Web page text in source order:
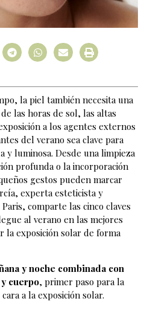
la piel también necesita una
las horas de sol, las altas
a los agentes externos
del verano sea clave para
y luminosa. Desde una limpieza
profunda o la incorporación
gestos pueden marcar
experta esteticista y
comparte las cinco claves
al verano en las mejores
la exposición solar de forma
y noche combinada con
cuerpo, primer paso para la
a la exposición solar.